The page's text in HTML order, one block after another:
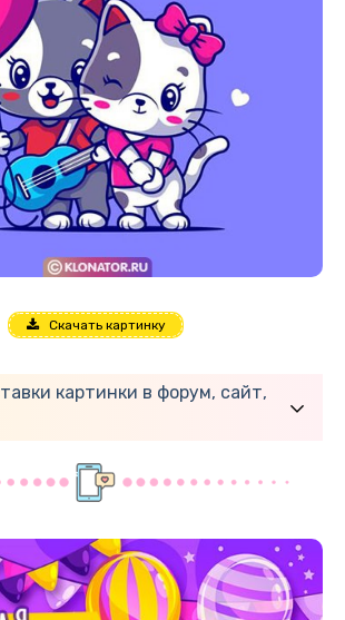
Скачать картинку
картинки в форум, сайт,